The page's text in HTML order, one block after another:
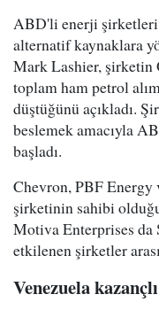
ABD'li enerji
alternatif kaynaklara
Mark Lashier, şirketin
toplam ham petrol
düştüğünü açıkladı.
beslemek amacıyla
başladı.
Chevron, PBF
şirketinin sahibi
Motiva Enterprises
etkilenen şirketler
Venezuela